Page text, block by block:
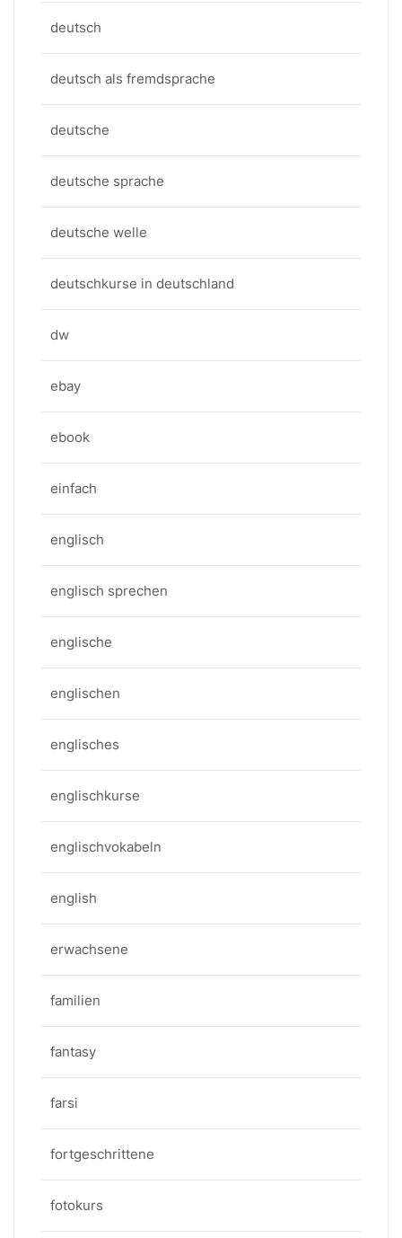
deutsch
deutsch als fremdsprache
deutsche
deutsche sprache
deutsche welle
deutschkurse in deutschland
dw
ebay
ebook
einfach
englisch
englisch sprechen
englische
englischen
englisches
englischkurse
englischvokabeln
english
erwachsene
familien
fantasy
farsi
fortgeschrittene
fotokurs